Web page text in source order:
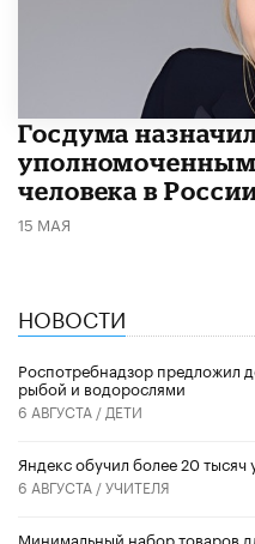
Госдума
человека в
15 МАЯ
НОВОСТИ
Роспотребнадзор предложил
рыбой и водорослями
6 АВГУСТА / ДЕТИ
​Яндекс обучил более 20 тысяч
6 АВГУСТА /УЧИТЕЛЯ
Минимальный набор товаров